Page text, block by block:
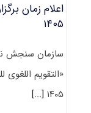
اعلام زمان
۱۴۰۵
سازمان سنجش
«التقویم اللغوی
۱۴۰۵[...]